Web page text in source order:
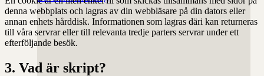
denna webbplats och lagras av din webbläsare på din dators eller
annan enhets hårddisk. Informationen som lagras däri kan returneras
till våra servrar eller till relevanta tredje parters servrar under ett
efterföljande besök.
3. Vad är skript?